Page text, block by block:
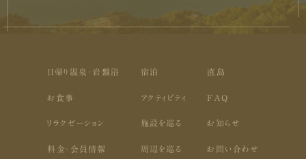
日帰り温泉・岩盤浴
お食事
リラクゼーション
料金・会員情報
宿泊
アクティビティ
施設を巡る
周辺を巡る
直島
FAQ
お知らせ
お問い合わせ